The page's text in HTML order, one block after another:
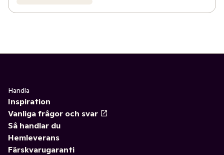
Handla
Inspiration
Vanliga frågor och svar
Så handlar du
Hemleverans
Färskvarugaranti